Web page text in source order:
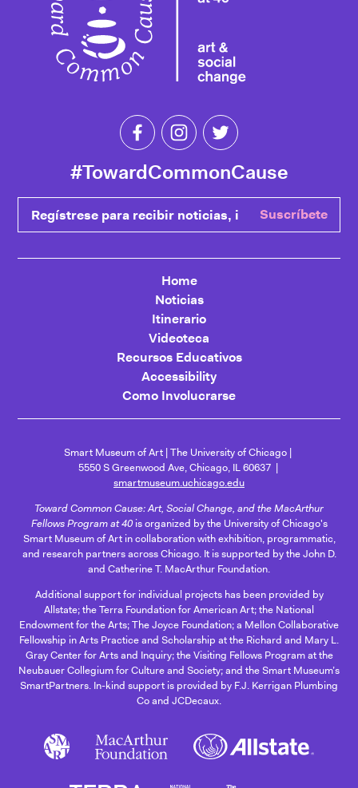
Like Toward Common Cause on
Follow Toward Common
#TowardCommonCause
Regístrese para recibir noticias, ingrese su correo
Suscríbete
Home
Noticias
Itinerario
Videoteca
Recursos Educativos
Accessibility
Como Involucrarse
Smart Museum of Art The University of Chicago
5550 S Greenwood Ave, Chicago, IL 60637
smartmuseum.uchicago.edu
Toward Common Cause: Art, Social Change, and the MacArthur
Fellows Program at 40is organized by the University of Chicago's
Smart Museum of Art in collaboration with exhibition, programmatic,
and research partners across Chicago. It is supported by the John D.
and Catherine T. MacArthur Foundation.
Additional support for individual projects has been provided by
Allstate; the Terra Foundation for American Art; the National
Endowment for the Arts; The Joyce Foundation; a Mellon Collaborative
Fellowship in Arts Practice and Scholarship at the Richard and Mary L.
Gray Center for Arts and Inquiry; the Visiting Fellows Program at the
Neubauer Collegium for Culture and Society; and the Smart Museum’s
SmartPartners. In-kind support is provided by F.J. Kerrigan Plumbing
Co and JCDecaux.